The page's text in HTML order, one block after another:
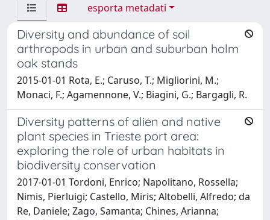
esporta metadati
Diversity and abundance of soil
arthropods in urban and suburban holm
oak stands
2015-01-01 Rota, E.; Caruso, T.; Migliorini, M.;
Monaci, F.; Agamennone, V.; Biagini, G.; Bargagli, R.
Diversity patterns of alien and native
plant species in Trieste port area:
exploring the role of urban habitats in
biodiversity conservation
2017-01-01 Tordoni, Enrico; Napolitano, Rossella;
Nimis, Pierluigi; Castello, Miris; Altobelli, Alfredo; da
Re, Daniele; Zago, Samanta; Chines, Arianna;